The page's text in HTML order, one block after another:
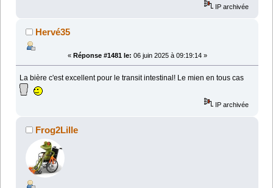
IP archivée
Hervé35
« Réponse #1481 le: 06 juin 2025 à 09:19:14 »
La bière c'est excellent pour le transit intestinal! Le mien en tous cas
IP archivée
Frog2Lille